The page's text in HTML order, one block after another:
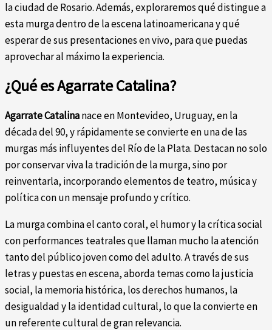
la ciudad de Rosario. Además, exploraremos qué distingue a
esta murga dentro de la escena latinoamericana y qué
esperar de sus presentaciones en vivo, para que puedas
aprovechar al máximo la experiencia.
¿Qué es Agarrate Catalina?
Agarrate Catalinanace en Montevideo, Uruguay, en la
década del 90, y rápidamente se convierte en una de las
murgas más influyentes del Río de la Plata. Destacan no solo
por conservar viva la tradición de la murga, sino por
reinventarla, incorporando elementos de teatro, música y
política con un mensaje profundo y crítico.
La murga combina el canto coral, el humor y la crítica social
con performances teatrales que llaman mucho la atención
tanto del público joven como del adulto. A través de sus
letras y puestas en escena, aborda temas como la justicia
social, la memoria histórica, los derechos humanos, la
desigualdad y la identidad cultural, lo que la convierte en
un referente cultural de gran relevancia.